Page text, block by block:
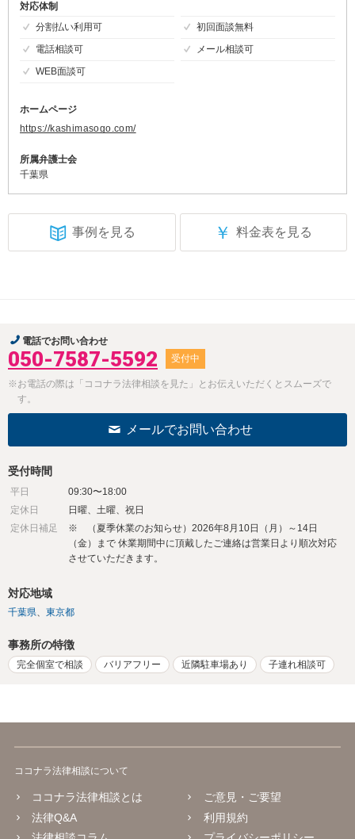
対応体制
分割払い利用可
初回面談無料
電話相談可
メール相談可
WEB面談可
ホームページ
https://kashimasogo.com/
所属弁護士会
千葉県
事例を見る ￥ 料金表を見る
電話でお問い合わせ
050-7587-5592 受付中
※お電話の際は「ココナラ法律相談を見た」とお伝えいただくとスムーズで
す。
メールでお問い合わせ
受付時間
平日
09:30〜18:00
定休日
日曜、土曜、祝日
定休日補足
※ （夏季休業のお知らせ）2026年8月10日（月）～14日
（金）まで 休業期間中に頂戴したご連絡は営業日より順次対応
させていただきます。
対応地域
千葉県 東京都
事務所の特徴
完全個室で相談 バリアフリー 近隣駐車場あり 子連れ相談可
ココナラ法律相談について
ココナラ法律相談とは
法律Q&A
ご意見・ご要望
利用規約